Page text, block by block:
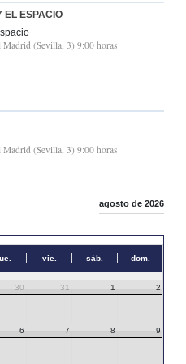
EL ESPACIO
Madrid (Sevilla, 3) 9:00 horas
Madrid (Sevilla, 3) 9:00 horas
agosto de 2026
vie. sáb. dom.
30 31 1 2
6 7 8 9